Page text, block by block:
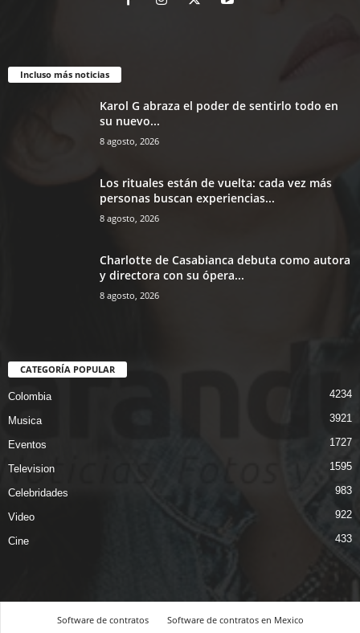
Incluso más noticias
Karol G abraza el poder de sentirlo todo en
su nuevo...
8 agosto, 2026
Los rituales están de vuelta: cada vez más
personas buscan experiencias...
8 agosto, 2026
Charlotte de Casabianca debuta como autora
y directora con su ópera...
8 agosto, 2026
CATEGORÍA POPULAR
Colombia 4234
Musica 3921
Eventos 1727
Television 1595
Celebridades 983
Video 922
Cine 433
Software de contratos Software de contratos en Mexico